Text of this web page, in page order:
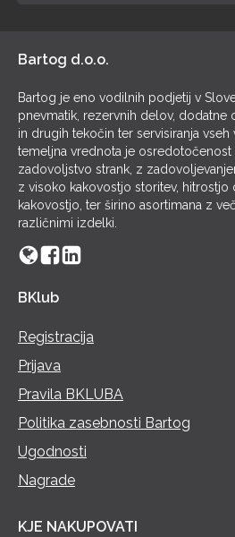
Bartog d.o.o.
Bartog je eno vodilnih podjetij v
pnevmatik, rezervnih delov, dodatne
in drugih tekočin ter servisiranja vseh
temeljna vrednota je
zadovoljstvo strank, z
z visoko kakovostjo storitev, hitrostjo
kakovostjo, ter širino asortimana z
različnimi izdelki.
BKlub
Registracija
Prijava
Pravila BKLUBA
Politika zasebnosti Bartog
Ugodnosti
Nagrade
KJE NAKUPOVATI